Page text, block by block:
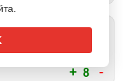
8
19.11.2018 в 15:13